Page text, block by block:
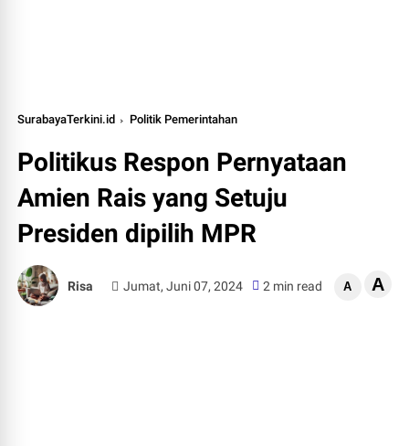
SurabayaTerkini.id Politik Pemerintahan
Politikus Respon Pernyataan
Amien Rais yang Setuju
Presiden dipilih MPR
Risa Jumat, Juni 07, 2024 2 min read A A